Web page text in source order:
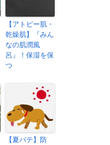
【アトピー肌・
乾燥肌】『みん
なの肌潤風
呂』！保湿を保
つ
【夏バテ】防